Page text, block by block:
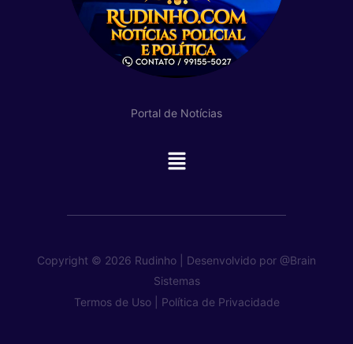
Portal de Notícias
Main
Copyright © 2026 Rudinho | Desenvolvido por @Brain
Sistemas
Termos de Uso |
Política de Privacidade